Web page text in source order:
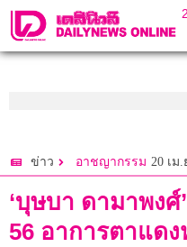
ข่าว อาชญากรรม 20 เม.
‘บุษบา ดามาพงศ์
56 อาการตาแด